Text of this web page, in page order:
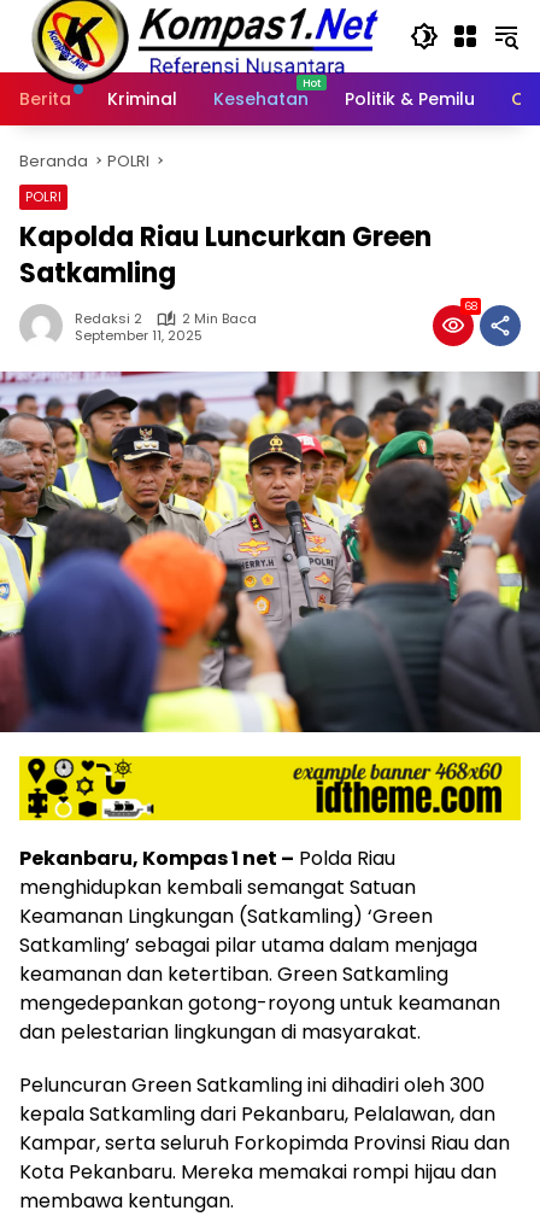
Langsung
konten
Berita
Kriminal Kesehatan Politik & Pemilu
Beranda POLRI
POLRI
Kapolda Riau Luncurkan Green
Satkamling
Redaksi 2
2 Min Baca
September 11, 2025
68
Pekanbaru, Kompas 1 net – Polda Riau
menghidupkan kembali semangat Satuan
Keamanan Lingkungan (Satkamling) ‘Green
Satkamling’ sebagai pilar utama dalam menjaga
keamanan dan ketertiban. Green Satkamling
mengedepankan gotong-royong untuk keamanan
dan pelestarian lingkungan di masyarakat.
Peluncuran Green Satkamling ini dihadiri oleh 300
kepala Satkamling dari Pekanbaru, Pelalawan, dan
Kampar, serta seluruh Forkopimda Provinsi Riau dan
Kota Pekanbaru. Mereka memakai rompi hijau dan
membawa kentungan.